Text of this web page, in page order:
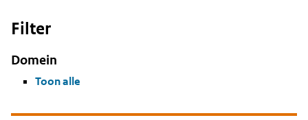
Filter
Domein
Toon alle